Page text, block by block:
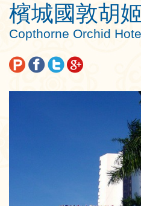
檳城國敦胡
Copthorne Orchid